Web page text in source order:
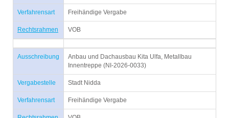
Verfahrensart Freihändige Vergabe
Rechtsrahmen VOB
Ausschreibung
Anbau und Dachausbau Kita Ulfa, Metallbau
Innentreppe (NI-2026-0033)
Vergabestelle Stadt Nidda
Verfahrensart Freihändige Vergabe